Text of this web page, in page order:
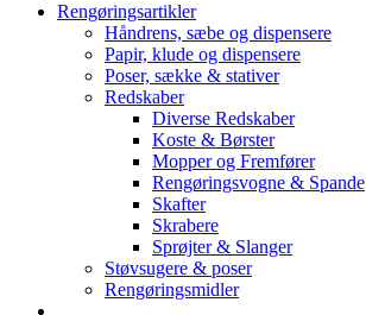
Rengøringsartikler
Håndrens, sæbe og dispensere
Papir, klude og dispensere
Poser, sække & stativer
Redskaber
Diverse Redskaber
Koste & Børster
Mopper og Fremfører
Rengøringsvogne & Spande
Skafter
Skrabere
Sprøjter & Slanger
Støvsugere & poser
Rengøringsmidler